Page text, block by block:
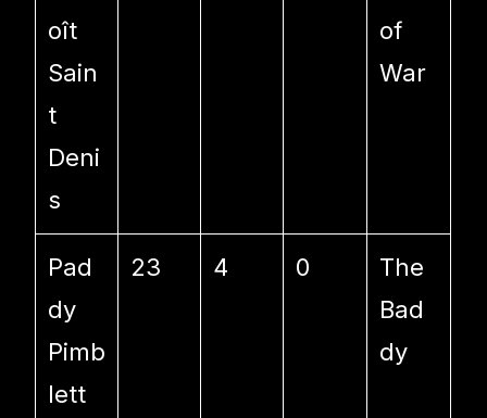
oît
Sain
t
Deni
s
of
War
Pad
dy
Pimb
lett
23 4 0
The
Bad
dy